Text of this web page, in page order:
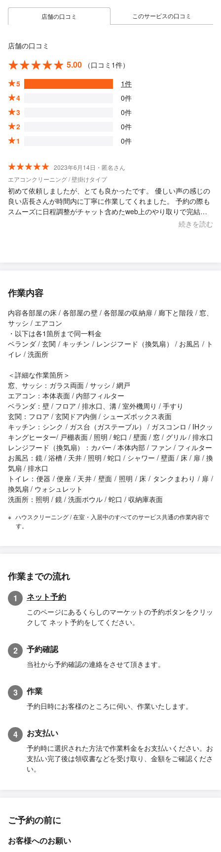
店舗の口コミ このサービスの口コミ
店舗の口コミ
5.00
（口コミ1件）
5
1件
4
0件
3
0件
2
0件
1
0件
2023年6月14日・匿名さん
エアコンクリーニング / 壁掛けタイプ
初めて依頼しましたが、とても良かったです。 優しい声の感じの
良い店長さんが時間内に丁寧に作業してくれました。 予約の際も
スムーズに日程調整がチャット含めたweb上のやり取りで完結で
続きを読む
作業内容
内容各部屋の床 / 各部屋の壁 / 各部屋の収納扉 / 廊下と階段 / 窓、
サッシ / エアコン
・以下は各1箇所まで同一料金
ベランダ / 玄関 / キッチン / レンジフード（換気扇） / お風呂 / ト
イレ / 洗面所
＜詳細な作業箇所＞
窓、サッシ：ガラス両面 / サッシ / 網戸
エアコン：本体表面 / 内部フィルター
ベランダ：壁 / フロア / 排水口、溝 / 室外機周り / 手すり
玄関：フロア / 玄関ドア内側 / シューズボックス表面
キッチン：シンク / ガス台（ガステーブル） / ガスコンロ / IHクッ
キングヒーター/ 戸棚表面 / 照明 / 蛇口 / 壁面 / 窓 / グリル / 排水口
レンジフード（換気扇）：カバー / 本体内部 / ファン / フィルター
お風呂：鏡 / 浴槽 / 天井 / 照明 / 蛇口 / シャワー / 壁面 / 床 / 扉 / 換
気扇 / 排水口
トイレ：便器 / 便座 / 天井 / 壁面 / 照明 / 床 / タンクまわり / 扉 /
換気扇 / ウォシュレット
洗面所：照明 / 鏡 / 洗面ボウル / 蛇口 / 収納庫表面
ハウスクリーニング / 在室・入居中のすべてのサービス共通の作業内容で
す。
作業までの流れ
1 ネット予約
このページにあるくらしのマーケットの予約ボタンをクリッ
クして ネット予約をしてください。
2 予約確認
当社から予約確認の連絡をさせて頂きます。
3 作業
予約日時にお客様のところに伺い、作業いたします。
4 お支払い
予約時に選択された方法で作業料金をお支払いください。お
支払い完了後は領収書などを受け取り、金額をご確認くださ
い。
ご予約の前に
お客様へのお願い